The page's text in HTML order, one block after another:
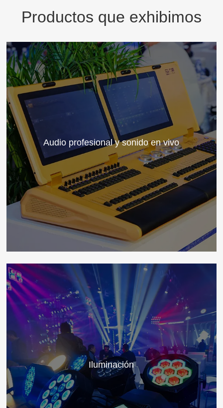
Productos que exhibimos
Audio profesional y sonido en vivo
Iluminación